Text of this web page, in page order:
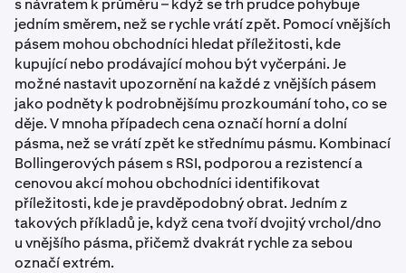
s návratem k průměru – když se trh prudce pohybuje
jedním směrem, než se rychle vrátí zpět. Pomocí vnějších
pásem mohou obchodníci hledat příležitosti, kde
kupující nebo prodávající mohou být vyčerpáni. Je
možné nastavit upozornění na každé z vnějších pásem
jako podněty k podrobnějšímu prozkoumání toho, co se
děje. V mnoha případech cena označí horní a dolní
pásma, než se vrátí zpět ke střednímu pásmu. Kombinací
Bollingerových pásem s RSI, podporou a rezistencí a
cenovou akcí mohou obchodníci identifikovat
příležitosti, kde je pravděpodobný obrat. Jedním z
takových příkladů je, když cena tvoří dvojitý vrchol/dno
u vnějšího pásma, přičemž dvakrát rychle za sebou
označí extrém.